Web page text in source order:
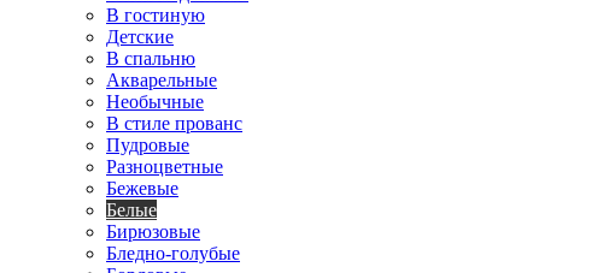
В гостиную
Детские
В спальню
Акварельные
Необычные
В стиле прованс
Пудровые
Разноцветные
Бежевые
Белые
Бирюзовые
Бледно-голубые